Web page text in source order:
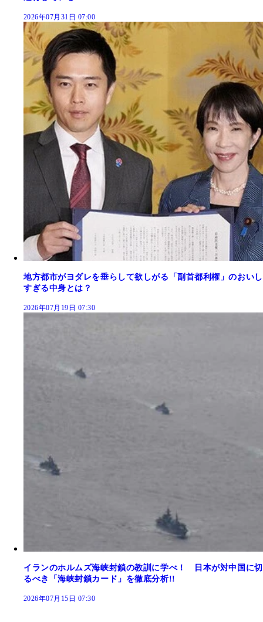
2026年07月31日 07:00
地方都市がヨダレを垂らして欲しがる「副首都利権」のおいし
すぎる中身とは？
2026年07月19日 07:30
イランのホルムズ海峡封鎖の教訓に学べ！ 日本が対中国に切
るべき「海峡封鎖カード」を徹底分析!!
2026年07月15日 07:30